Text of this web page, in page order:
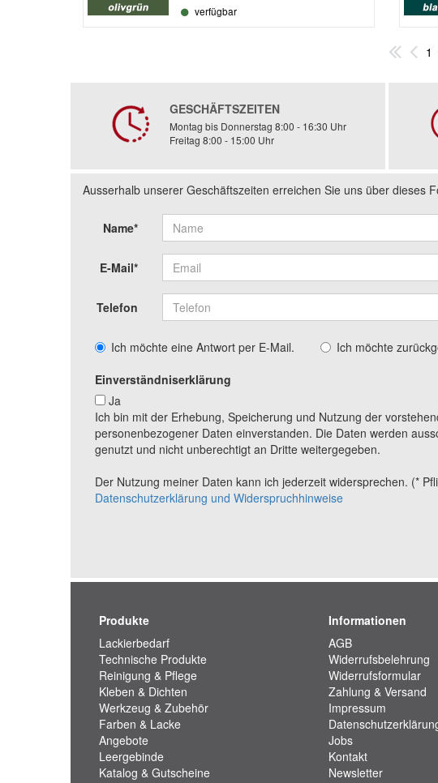
verfügbar
1
GESCHÄFTSZEITEN
Montag bis Donnerstag 8:00 - 16:30 Uhr
Freitag 8:00 - 15:00 Uhr
Ausserhalb unserer Geschäftszeiten erreichen Sie uns über dieses
Name*
E-Mail*
Telefon
Ich möchte eine Antwort per E-Mail.
Ich möchte
Einverständniserklärung
Ja
Ich bin mit der Erhebung, Speicherung und Nutzung der
personenbezogener Daten einverstanden. Die Daten werden
genutzt und nicht unberechtigt an Dritte weitergegeben.
Der Nutzung meiner Daten kann ich jederzeit widersprechen. (*
Datenschutzerklärung und Widerspruchhinweise
Produkte
Lackierbedarf
Technische Produkte
Reinigung & Pflege
Kleben & Dichten
Werkzeug & Zubehör
Farben & Lacke
Angebote
Leergebinde
Katalog & Gutscheine
Informationen
AGB
Widerrufsbelehrung
Widerrufsformular
Zahlung & Versand
Impressum
Jobs
Kontakt
Newsletter